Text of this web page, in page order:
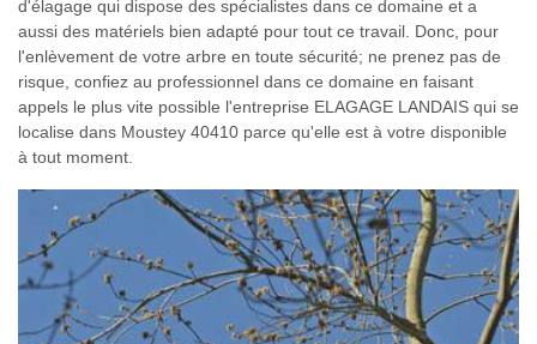
d'élagage qui dispose des spécialistes dans ce domaine et a
aussi des matériels bien adapté pour tout ce travail. Donc, pour
l'enlèvement de votre arbre en toute sécurité; ne prenez pas de
risque, confiez au professionnel dans ce domaine en faisant
appels le plus vite possible l'entreprise ELAGAGE LANDAIS qui se
localise dans Moustey 40410 parce qu'elle est à votre disponible
à tout moment.